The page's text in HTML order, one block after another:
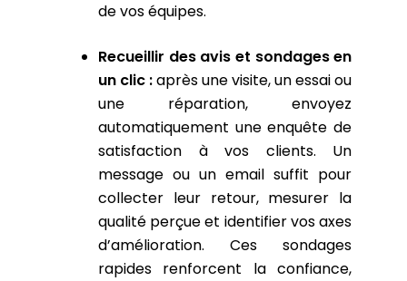
de vos équipes.
Recueillir des avis et sondages en
un clic :après une visite, un essai ou
une réparation, envoyez
automatiquement une enquête de
satisfaction à vos clients. Un
message ou un email suffit pour
collecter leur retour, mesurer la
qualité perçue et identifier vos axes
d’amélioration. Ces sondages
rapides renforcent la confiance,